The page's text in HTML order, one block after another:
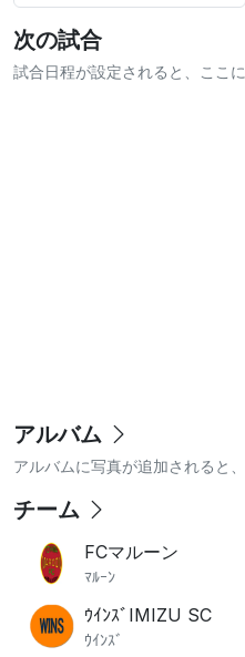
次の試合
試合日程が設定されると、ここ
アルバム
アルバムに写真が追加されると
チーム
FCマルーン
ﾏﾙｰﾝ
ｳｲﾝｽﾞIMIZU SC
ｳｲﾝｽﾞ